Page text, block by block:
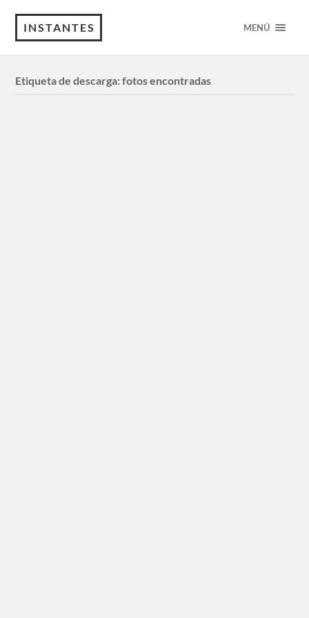
INSTANTES MENÚ
Etiqueta de descarga:fotos encontradas